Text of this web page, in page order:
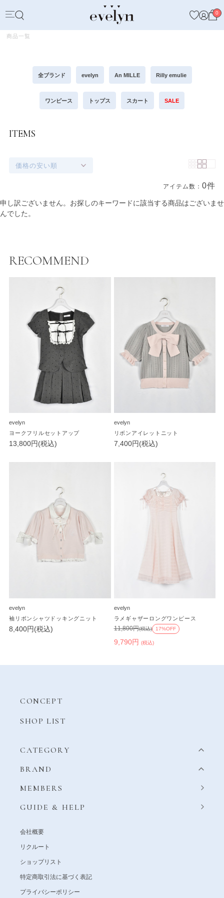
0
商品一覧
全ブランド evelyn An MILLE Rilly emulie
ワンピース トップス スカート SALE
ITEMS
価格の安い順
アイテム数：0件
商品一覧
申し訳ございません。お探しのキーワードに該当する商品はございませ
んでした。
RECOMMEND
evelyn
ヨークフリルセットアップ
13,800円(税込)
evelyn
リボンアイレットニット
7,400円(税込)
evelyn
袖リボンシャツドッキングニット
8,400円(税込)
evelyn
ラメギャザーロングワンピース
9,790円 (税込)
11,800円(税込) 17%OFF
CONCEPT
SHOP LIST
CATEGORY
BRAND
MEMBERS
GUIDE & HELP
会社概要
リクルート
ショップリスト
特定商取引法に基づく表記
プライバシーポリシー